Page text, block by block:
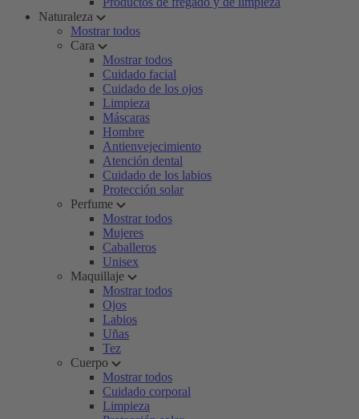
Naturaleza
Mostrar todos
Cara
Mostrar todos
Cuidado facial
Cuidado de los ojos
Limpieza
Máscaras
Hombre
Antienvejecimiento
Atención dental
Cuidado de los labios
Protección solar
Perfume
Mostrar todos
Mujeres
Caballeros
Unisex
Maquillaje
Mostrar todos
Ojos
Labios
Uñas
Tez
Cuerpo
Mostrar todos
Cuidado corporal
Limpieza